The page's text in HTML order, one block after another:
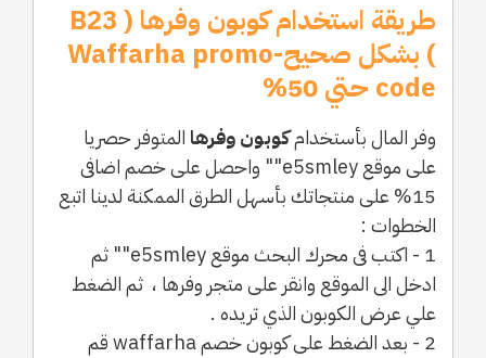
طريقة استخدام كوبون وفرها ( B23
) بشكل صحيح-Waffarha promo
code حتي 50%
وفر المال بأستخدامكوبون وفرها المتوفر حصريا
على موقع e5smley"" واحصل على خصم اضافى
15% على منتجاتك بأسهل الطرق الممكنة لدينا اتبع
الخطوات :
1 - اكتب فى محرك البحث موقع e5smley"" ثم
ادخل الى الموقع وانقر على متجر وفرها ، ثم الضغط
علي عرض الكوبون الذي تريده .
2 - بعد الضغط على كوبون خصم waffarha قم